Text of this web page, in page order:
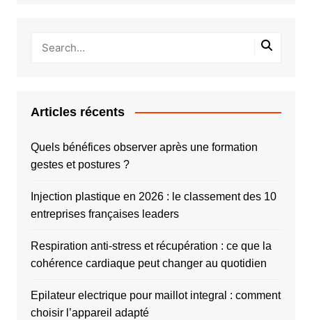
Articles récents
Quels bénéfices observer après une formation
gestes et postures ?
Injection plastique en 2026 : le classement des 10
entreprises françaises leaders
Respiration anti-stress et récupération : ce que la
cohérence cardiaque peut changer au quotidien
Epilateur electrique pour maillot integral : comment
choisir l’appareil adapté